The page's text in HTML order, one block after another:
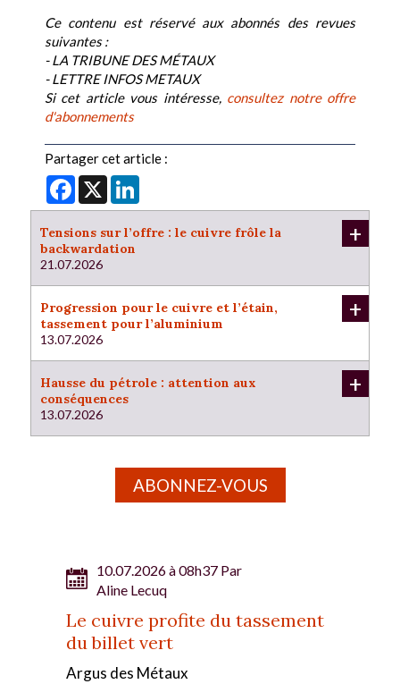
Ce contenu est réservé aux abonnés des revues
suivantes :
- LA TRIBUNE DES MÉTAUX
- LETTRE INFOS METAUX
Si cet article vous intéresse, consultez notre offre
d'abonnements
Partager cet article :
Facebook
X
Tensions sur l’offre : le cuivre frôle la
backwardation
21.07.2026
+
Progression pour le cuivre et l’étain,
tassement pour l’aluminium
13.07.2026
+
Hausse du pétrole : attention aux
conséquences
13.07.2026
+
ABONNEZ-VOUS
10.07.2026 à 08h37 Par
Aline Lecuq
Le cuivre profite du tassement
du billet vert
Argus des Métaux